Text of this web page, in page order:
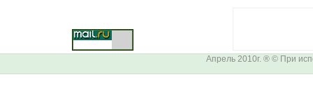
Апрель 2010г. ® © При